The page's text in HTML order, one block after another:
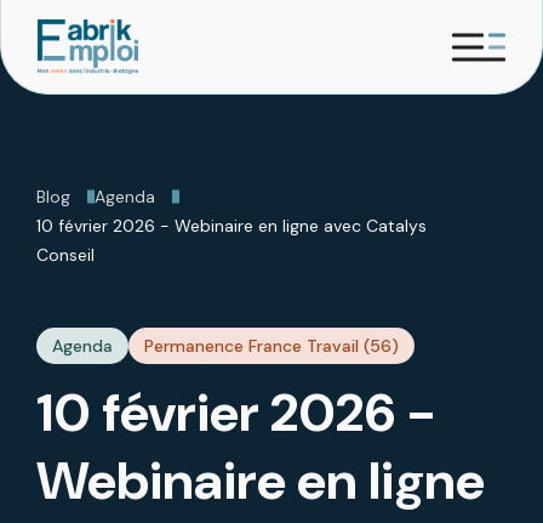
Blog
Agenda
10 février 2026 - Webinaire en ligne avec Catalys
Conseil
Agenda Permanence France Travail (56)
10 février 2026 -
Webinaire en ligne